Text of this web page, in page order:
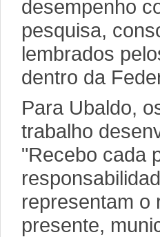
desempenho
pesquisa,
lembrados
dentro da
Para Ubaldo,
trabalho
"Recebo cada
representam o
presente,